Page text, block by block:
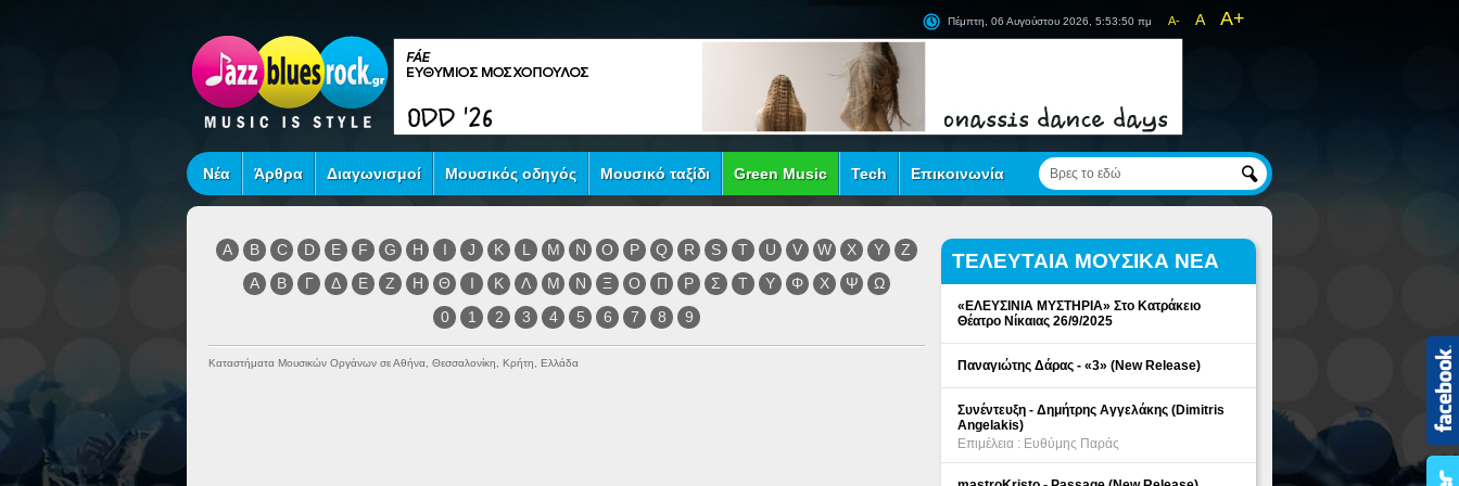
A- A A+
Πέμπτη, 06 Αυγούστου 2026, 5:53:50 πμ
Νέα Άρθρα Διαγωνισμοί Μουσικός οδηγός Μουσικό ταξίδι Green Music Tech Επικοινωνία
A B C D E F G H I J K L M N O P Q R S T U V W X Y
Z
Α
Β Γ Δ Ε Ζ Η Θ Ι Κ Λ Μ Ν Ξ Ο Π Ρ Σ Τ Υ Φ Χ Ψ
Ω
0
1 2 3 4 5 6 7 8 9
Καταστήματα Μουσικών Οργάνων σε Αθήνα, Θεσσαλονίκη, Κρήτη, Ελλάδα
ΤΕΛΕΥΤΑΙΑ ΜΟΥΣΙΚΑ ΝΕΑ
«ΕΛΕΥΣΙΝΙΑ ΜΥΣΤΗΡΙΑ» Στο Κατράκειο
Θέατρο Νίκαιας 26/9/2025
Παναγιώτης Δάρας - «3» (New Release)
Συνέντευξη - Δημήτρης Αγγελάκης (Dimitris
Angelakis)
Επιμέλεια : Ευθύμης Παράς